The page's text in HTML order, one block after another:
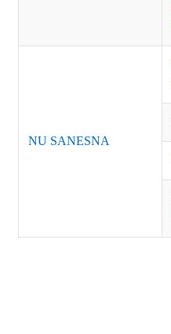
NU SANESNA